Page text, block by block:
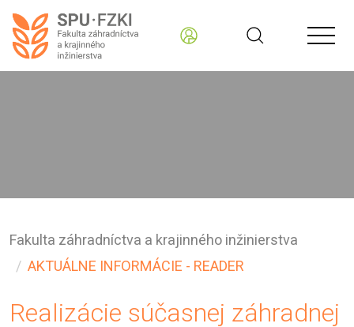
Fakulta záhradníctva a krajinného inžinierstva
AKTUÁLNE INFORMÁCIE - READER
Realizácie súčasnej záhradnej